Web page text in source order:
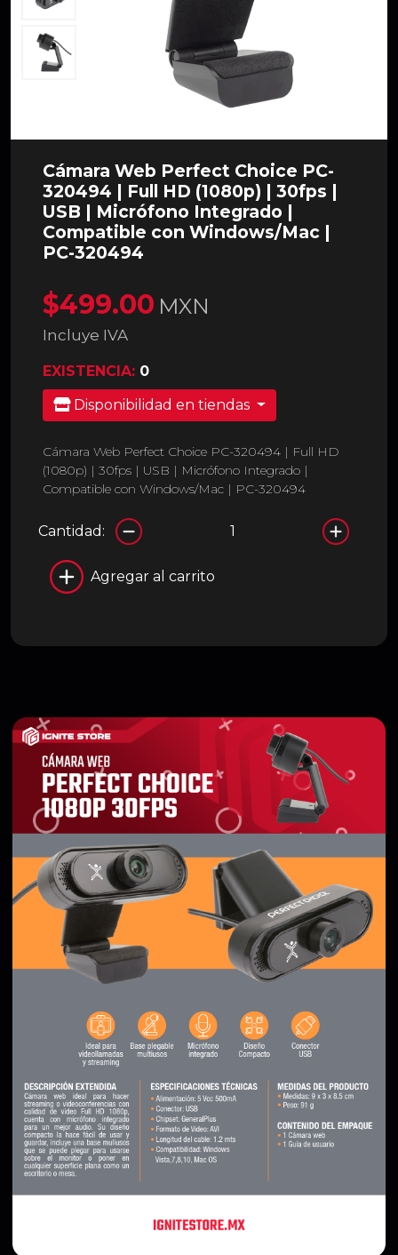
Cámara Web Perfect Choice PC-
320494 | Full HD (1080p) | 30fps |
USB | Micrófono Integrado |
Compatible con Windows/Mac |
PC-320494
$499.00 MXN
Incluye IVA
EXISTENCIA: 0
Disponibilidad en tiendas
Cámara Web Perfect Choice PC-320494 | Full HD
(1080p) | 30fps | USB | Micrófono Integrado |
Compatible con Windows/Mac | PC-320494
Cantidad:
Agregar al carrito